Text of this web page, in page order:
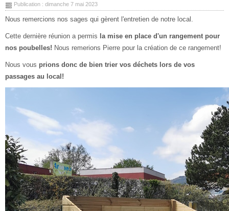
Publication : dimanche 7 mai 2023
Nous remercions nos sages qui gèrent l'entretien de notre local.
Cette dernière réunion a permis la mise en place d'un rangement pour
nos poubelles! Nous remerions Pierre pour la création de ce rangement!
Nous vous prions donc de bien trier vos déchets lors de vos
passages au local!